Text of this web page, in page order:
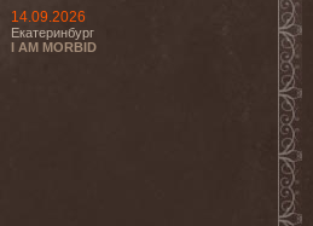
14.09.2026
Екатеринбург
I AM MORBID